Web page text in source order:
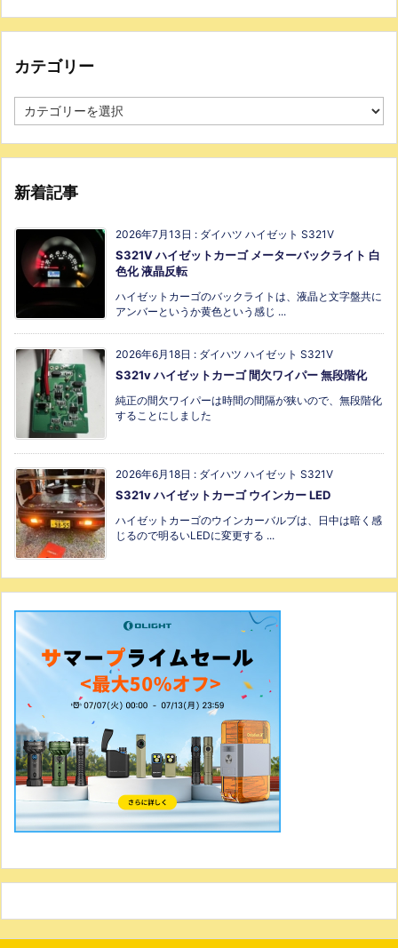
カテゴリー
新着記事
2026年7月13日 : ダイハツ ハイゼット S321V
S321V ハイゼットカーゴ メーターバックライト 白
色化 液晶反転
ハイゼットカーゴのバックライトは、液晶と文字盤共に
アンバーというか黄色という感じ ...
2026年6月18日 : ダイハツ ハイゼット S321V
S321v ハイゼットカーゴ 間欠ワイパー 無段階化
純正の間欠ワイパーは時間の間隔が狭いので、無段階化
することにしました
2026年6月18日 : ダイハツ ハイゼット S321V
S321v ハイゼットカーゴ ウインカー LED
ハイゼットカーゴのウインカーバルブは、日中は暗く感
じるので明るいLEDに変更する ...